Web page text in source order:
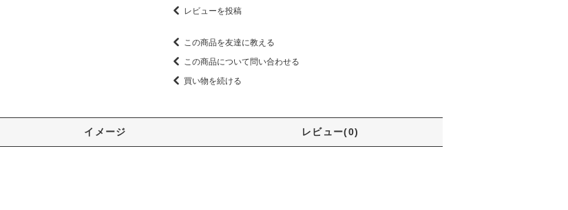
レビューを投稿
この商品を友達に教える
この商品について問い合わせる
買い物を続ける
イメージ レビュー(0)